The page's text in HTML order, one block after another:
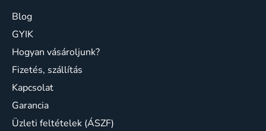
Blog
GYIK
Hogyan vásároljunk?
Fizetés, szállítás
Kapcsolat
Garancia
Üzleti feltételek (ÁSZF)